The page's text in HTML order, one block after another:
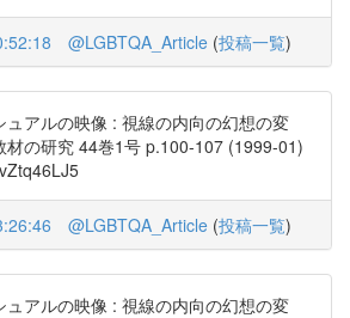
@LGBTQA_Article (投稿一覧)
ュアルの映像 : 視線の内向の幻想の変
材の研究 44巻1号 p.100-107 (1999-01)
@LGBTQA_Article (投稿一覧)
ュアルの映像 : 視線の内向の幻想の変